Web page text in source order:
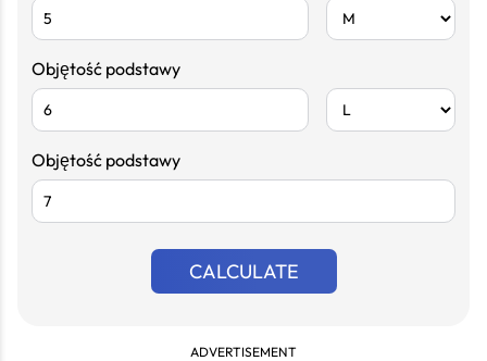
Objętość podstawy
Objętość podstawy
CALCULATE
ADVERTISEMENT